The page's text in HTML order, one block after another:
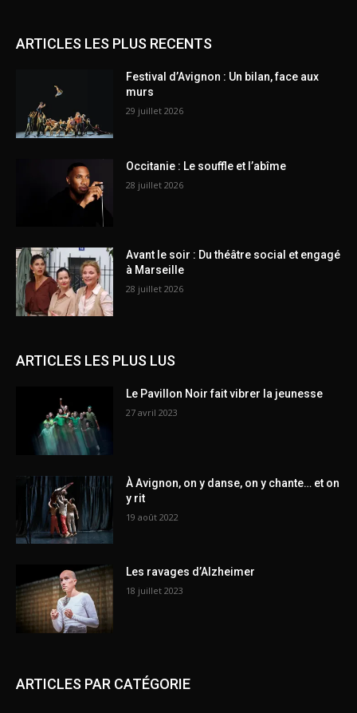
ARTICLES LES PLUS RECENTS
Festival d’Avignon : Un bilan, face aux
murs
29 juillet 2026
Occitanie : Le souffle et l’abîme
28 juillet 2026
Avant le soir : Du théâtre social et engagé
à Marseille
28 juillet 2026
ARTICLES LES PLUS LUS
Le Pavillon Noir fait vibrer la jeunesse
27 avril 2023
À Avignon, on y danse, on y chante… et on
y rit
19 août 2022
Les ravages d’Alzheimer
18 juillet 2023
ARTICLES PAR CATÉGORIE